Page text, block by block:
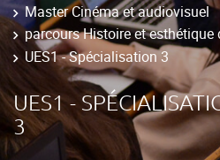
Master Cinéma et audiovisuel
parcours Histoire et esthétique
UES1 - Spécialisation 3
UES1 -
3